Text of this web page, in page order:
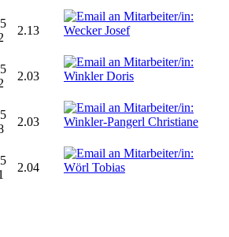
2.13
2.03
2.03
2.04